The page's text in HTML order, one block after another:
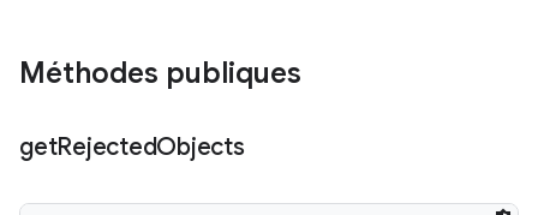
Méthodes publiques
getRejectedObjects